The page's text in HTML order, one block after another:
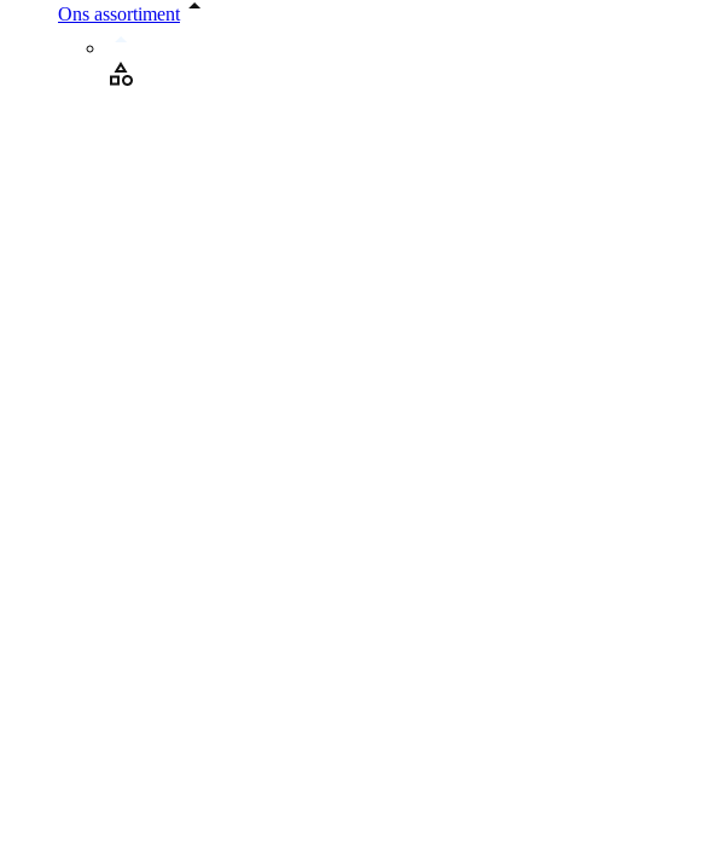
Ons assortiment